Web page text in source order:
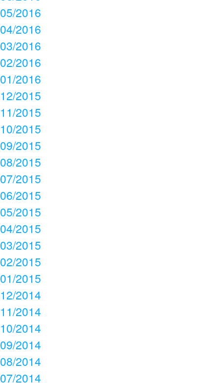
05/2016
04/2016
03/2016
02/2016
01/2016
12/2015
11/2015
10/2015
09/2015
08/2015
07/2015
06/2015
05/2015
04/2015
03/2015
02/2015
01/2015
12/2014
11/2014
10/2014
09/2014
08/2014
07/2014